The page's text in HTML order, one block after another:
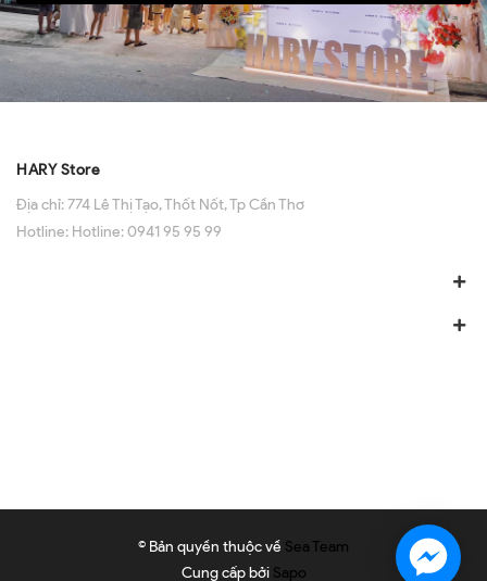
HARY Store
Địa chỉ:774 Lê Thị Tạo, Thốt Nốt, Tp Cần Thơ
Hotline: Hotline: 0941 95 95 99
© Bản quyền thuộc về Sea Team
Cung cấp bởi Sapo